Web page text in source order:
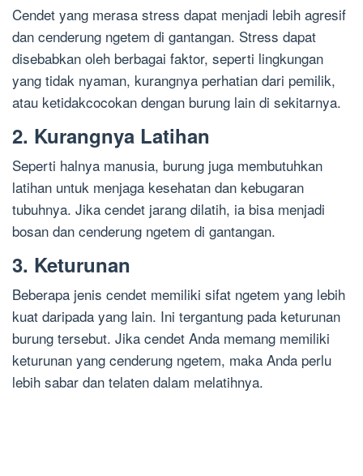
Cendet yang merasa stress dapat menjadi lebih agresif
dan cenderung ngetem di gantangan. Stress dapat
disebabkan oleh berbagai faktor, seperti lingkungan
yang tidak nyaman, kurangnya perhatian dari pemilik,
atau ketidakcocokan dengan burung lain di sekitarnya.
2. Kurangnya Latihan
Seperti halnya manusia, burung juga membutuhkan
latihan untuk menjaga kesehatan dan kebugaran
tubuhnya. Jika cendet jarang dilatih, ia bisa menjadi
bosan dan cenderung ngetem di gantangan.
3. Keturunan
Beberapa jenis cendet memiliki sifat ngetem yang lebih
kuat daripada yang lain. Ini tergantung pada keturunan
burung tersebut. Jika cendet Anda memang memiliki
keturunan yang cenderung ngetem, maka Anda perlu
lebih sabar dan telaten dalam melatihnya.